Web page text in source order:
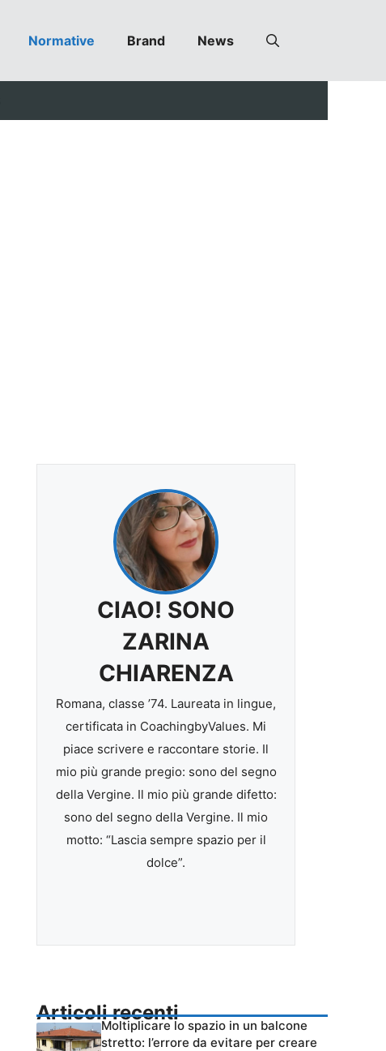
Normative Brand News
CIAO! SONO
ZARINA
CHIARENZA
Romana, classe ’74. Laureata in lingue,
certificata in CoachingbyValues. Mi
piace scrivere e raccontare storie. Il
mio più grande pregio: sono del segno
della Vergine. Il mio più grande difetto:
sono del segno della Vergine. Il mio
motto: “Lascia sempre spazio per il
dolce”.
Articoli recenti
Moltiplicare lo spazio in un balcone
stretto: l’errore da evitare per creare